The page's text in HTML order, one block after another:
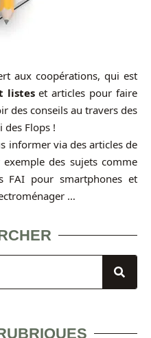
aux coopérations, qui est
listeset articles pour faire
des conseils au travers des
des Flops !
informer via des articles de
des sujets comme
FAI pour smartphones et
…